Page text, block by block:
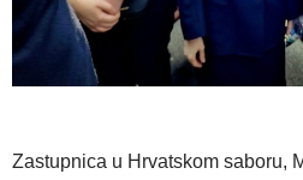
Zastupnica u Hrvatskom saboru,